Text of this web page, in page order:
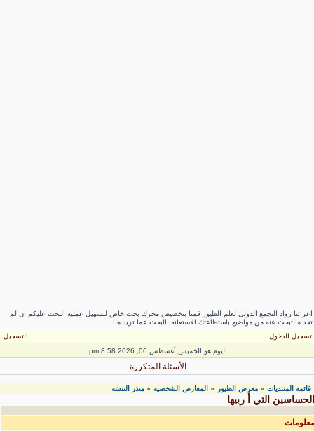
اعزائنا رواد التجمع الدولي لعلم الطيور قمنا بتخصيص محرك بحث خاص لتسهيل عملية البحث عليكم ان لم
تجد ما تبحث عنه من مواضيع باستطاعتك الاستعانه بالبحث عما تريد هنا
تسجيل الدخول
التسجيل
اليوم هو الخميس أغسطس 06, 2026 8:58 pm
الأسئلة المتكررة
قائمة المنتديات » معرض الطيور » المعارض الشخصية » منذر النتشه
الحساسين التي أ ربيها
معلومات